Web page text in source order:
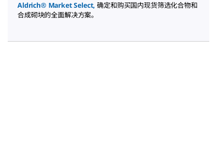
Aldrich® Market Select, 确定和购买国内现货筛选化合物和
合成砌块的全面解决方案。